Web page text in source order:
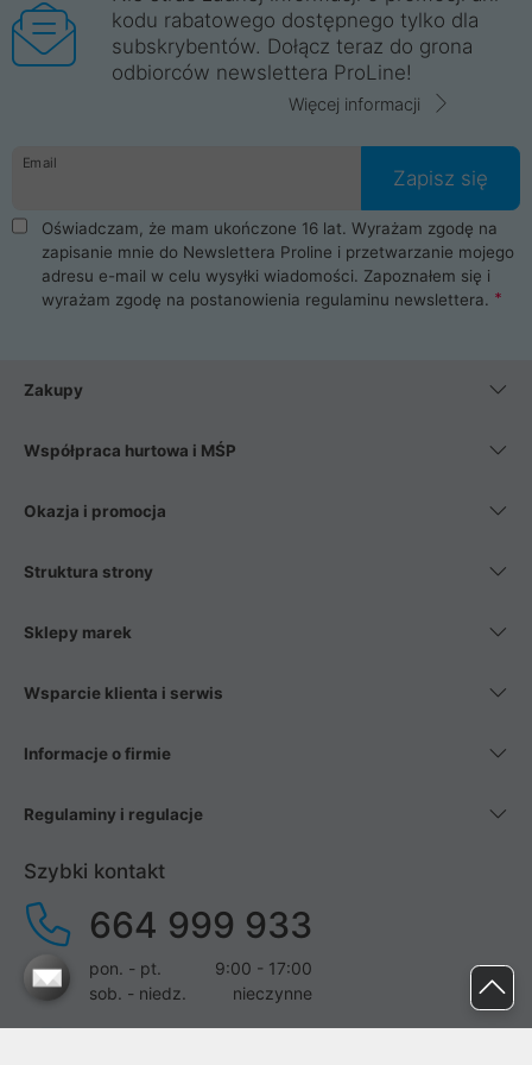
kodu rabatowego dostępnego tylko dla
subskrybentów. Dołącz teraz do grona
odbiorców newslettera ProLine!
Więcej informacji
Email
Zapisz się
Oświadczam, że mam ukończone 16 lat. Wyrażam zgodę na
zapisanie mnie do Newslettera Proline i przetwarzanie mojego
adresu e-mail w celu wysyłki wiadomości. Zapoznałem się i
wyrażam zgodę na postanowienia regulaminu newslettera.
Zakupy
Współpraca hurtowa i MŚP
Okazja i promocja
Struktura strony
Sklepy marek
Wsparcie klienta i serwis
Informacje o firmie
Regulaminy i regulacje
Szybki kontakt
664 999 933
pon. - pt.
9:00 - 17:00
sob. - niedz.
nieczynne